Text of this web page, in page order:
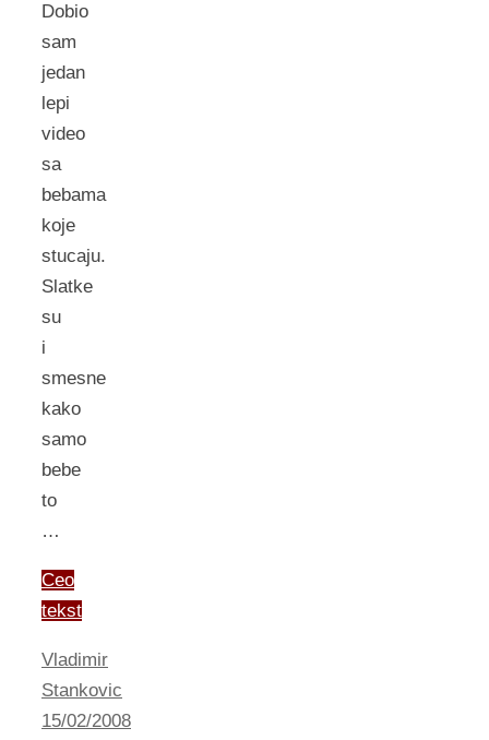
Dobio
sam
jedan
lepi
video
sa
bebama
koje
stucaju.
Slatke
su
i
smesne
kako
samo
bebe
to
…
Ceo
tekst
Vladimir
Stankovic
15/02/2008